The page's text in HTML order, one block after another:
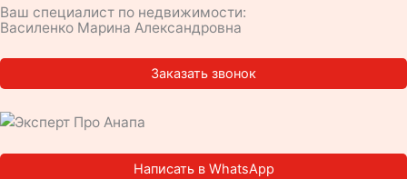
Ваш специалист по недвижимости:
Василенко Марина Александровна
Заказать звонок
Написать в WhatsApp